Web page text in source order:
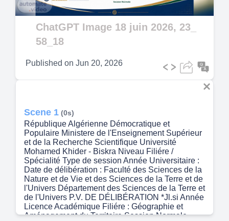
Video
ChatGPT Image 18 juin 2026, 23_
58_18
Published on Jun 20, 2026
Scene 1 (0s)
République Algérienne Démocratique et
Populaire Ministere de l'Enseignement Supérieur
et de la Recherche Scientifique Université
Mohamed Khider - Biskra Niveau Filiére /
Spécialité Type de session Année Universitaire :
Date de délibération : Faculté des Sciences de la
Nature et de Vie et des Sciences de la Terre et de
l'Univers Département des Sciences de la Terre et
de l'Univers P.V. DE DÉLIBÉRATION *Jl.si Année
Licence Académique Filiére : Géographie et
Aménagement du Territoire Session Normale.